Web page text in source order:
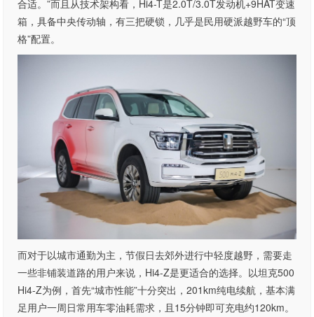
合适。”而且从技术架构看，Hi4-T是2.0T/3.0T发动机+9HAT变速
箱，具备中央传动轴，有三把硬锁，几乎是民用硬派越野车的“顶
格”配置。
而对于以城市通勤为主，节假日去郊外进行中轻度越野，需要走
一些非铺装道路的用户来说，Hi4-Z是更适合的选择。以坦克500
Hi4-Z为例，首先“城市性能”十分突出，201km纯电续航，基本满
足用户一周日常用车零油耗需求，且15分钟即可充电约120km。